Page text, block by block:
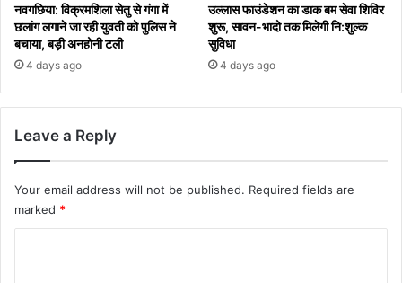
नवगछिया: विक्रमशिला सेतु से गंगा में
छलांग लगाने जा रही युवती को पुलिस ने
बचाया, बड़ी अनहोनी टली
4 days ago
उल्लास फाउंडेशन का डाक बम सेवा शिविर
शुरू, सावन-भादो तक मिलेगी नि:शुल्क
सुविधा
4 days ago
Leave a Reply
Your email address will not be published. Required fields are
marked *